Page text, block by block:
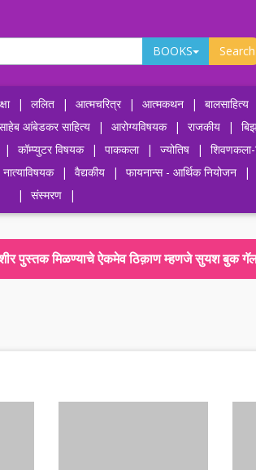
BOOKS Search
| ललित | आत्मचरित्र | आत्मकथन | बालसाहित्य
आंबेडकर साहित्य | आरोग्यविषयक | राजकीय |
| कॉम्प्युटर विषयक | पाककला | ज्योतिष |
नात्याविषयक | वैद्यकीय | फायनान्स - आर्थिक नियोजन |
|
संस्मरण |
पुस्तक मिळण्याचे ऐकमेव ठिक़ाण म्हणजे सुयश बुक